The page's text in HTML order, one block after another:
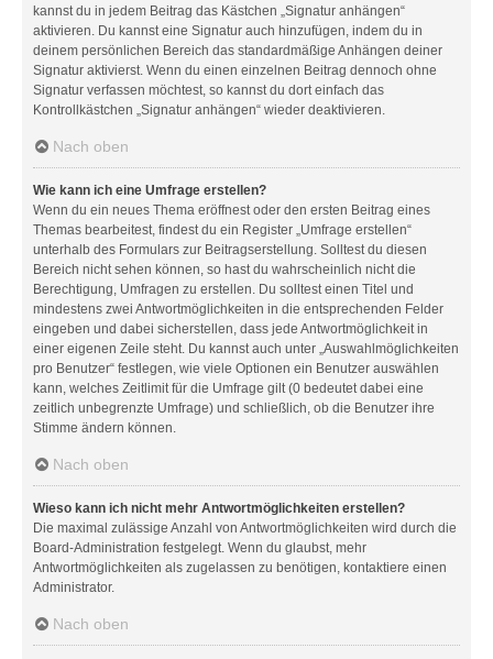
kannst du in jedem Beitrag das Kästchen „Signatur anhängen“
aktivieren. Du kannst eine Signatur auch hinzufügen, indem du in
deinem persönlichen Bereich das standardmäßige Anhängen deiner
Signatur aktivierst. Wenn du einen einzelnen Beitrag dennoch ohne
Signatur verfassen möchtest, so kannst du dort einfach das
Kontrollkästchen „Signatur anhängen“ wieder deaktivieren.
Nach oben
Wie kann ich eine Umfrage erstellen?
Wenn du ein neues Thema eröffnest oder den ersten Beitrag eines
Themas bearbeitest, findest du ein Register „Umfrage erstellen“
unterhalb des Formulars zur Beitragserstellung. Solltest du diesen
Bereich nicht sehen können, so hast du wahrscheinlich nicht die
Berechtigung, Umfragen zu erstellen. Du solltest einen Titel und
mindestens zwei Antwortmöglichkeiten in die entsprechenden Felder
eingeben und dabei sicherstellen, dass jede Antwortmöglichkeit in
einer eigenen Zeile steht. Du kannst auch unter „Auswahlmöglichkeiten
pro Benutzer“ festlegen, wie viele Optionen ein Benutzer auswählen
kann, welches Zeitlimit für die Umfrage gilt (0 bedeutet dabei eine
zeitlich unbegrenzte Umfrage) und schließlich, ob die Benutzer ihre
Stimme ändern können.
Nach oben
Wieso kann ich nicht mehr Antwortmöglichkeiten erstellen?
Die maximal zulässige Anzahl von Antwortmöglichkeiten wird durch die
Board-Administration festgelegt. Wenn du glaubst, mehr
Antwortmöglichkeiten als zugelassen zu benötigen, kontaktiere einen
Administrator.
Nach oben